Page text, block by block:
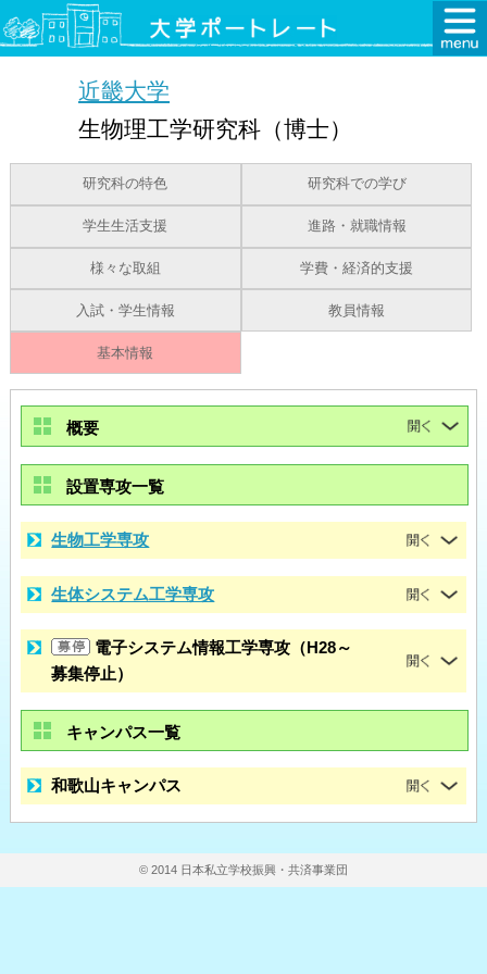
近畿大学
生物理工学研究科（博士）
研究科の特色 研究科での学び
学生生活支援 進路・就職情報
様々な取組 学費・経済的支援
入試・学生情報 教員情報
基本情報
概要
設置専攻一覧
生物工学専攻
生体システム工学専攻
電子システム情報工学専攻（H28～
募集停止）
キャンパス一覧
和歌山キャンパス
© 2014 日本私立学校振興・共済事業団